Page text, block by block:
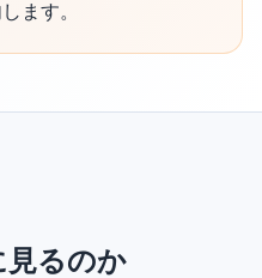
ます。
見るのか